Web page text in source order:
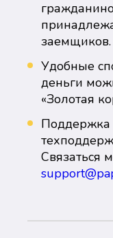
заемщиков.
Удобные
деньги
«Золотая
Поддержка
Связаться